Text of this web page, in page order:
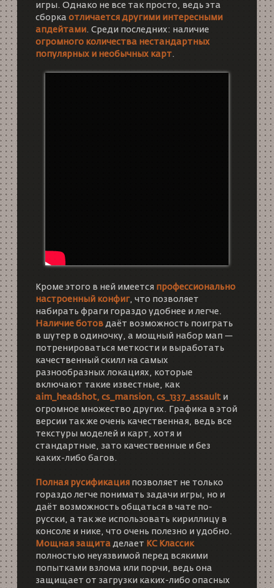
игры. Однако не все так просто, ведь эта
сборка отличается другими интересными
апдейтами. Среди последних: наличие
огромного количества нестандартных
популярных и необычных карт.
Кроме этого в ней имеется профессионально
настроенный конфиг, что позволяет
набирать фраги гораздо удобнее и легче.
Наличие ботовдаёт возможность поиграть
в шутер в одиночку, а мощный набор мап —
потренироваться меткости и выработать
качественный скилл на самых
разнообразных локациях, которые
включают такие известные, как
aim_headshot, cs_mansion, cs_1337_assaultи
огромное множество других. Графика в этой
версии так же очень качественная, ведь все
текстуры моделей и карт, хотя и
стандартные, зато качественные и без
каких-либо багов.
Полная русификацияпозволяет не только
гораздо легче понимать задачи игры, но и
даёт возможность общаться в чате по-
русски, а так же использовать кириллицу в
консоле и нике, что очень полезно и удобно.
Мощная защитаделает КС Классик
полностью неуязвимой перед всякими
попытками взлома или порчи, ведь она
защищает от загрузки каких-либо опасных